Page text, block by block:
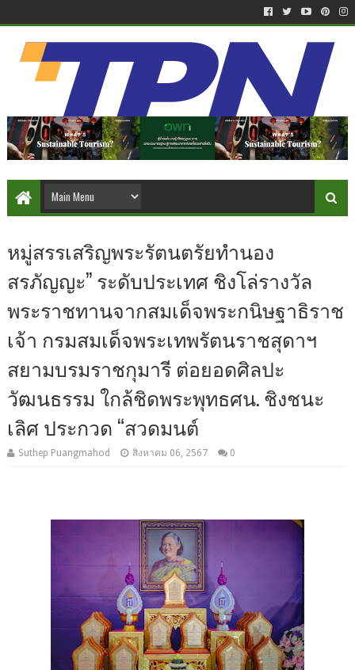
หมู่สรรเสริญพระรัตนตรัยทำนอง
สรภัญญะ” ระดับประเทศ ชิงโล่รางวัล
พระราชทานจากสมเด็จพระกนิษฐาธิราช
เจ้า กรมสมเด็จพระเทพรัตนราชสุดาฯ
สยามบรมราชกุมารี ต่อยอดศิลปะ
วัฒนธรรม ใกล้ชิดพระพุทธศน. ชิงชนะ
เลิศ ประกวด “สวดมนต์
Suthep Puangmahod สิงหาคม 06, 2567 0